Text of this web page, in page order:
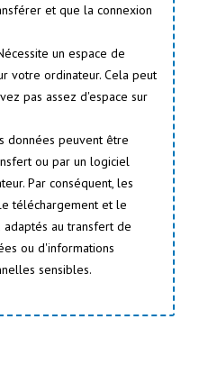
et que la connexion
un espace de
votre ordinateur. Cela peut
pas assez d'espace sur
données peuvent être
ou par un logiciel
Par conséquent, les
téléchargement et le
au transfert de
ou d'informations
sensibles.